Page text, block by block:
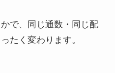
で、同じ通数・同じ配
たく変わります。